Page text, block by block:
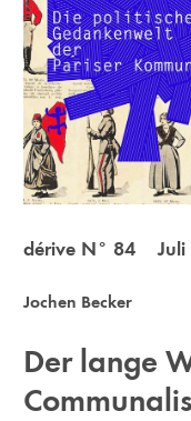
dérive N° 84 Juli
Jochen Becker
Der lange